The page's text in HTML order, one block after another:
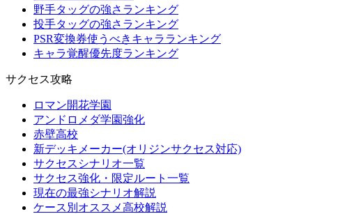
野手タッグの強さランキング
投手タッグの強さランキング
PSR変換券使うべきキャラランキング
キャラ覚醒優先度ランキング
サクセス攻略
ロマン開花学園
アンドロメダ学園強化
赤壁高校
新デッキメーカー(オリジンサクセス対応)
サクセスシナリオ一覧
サクセス強化・限定ルート一覧
現在の最強シナリオ解説
ケース別オススメ高校解説